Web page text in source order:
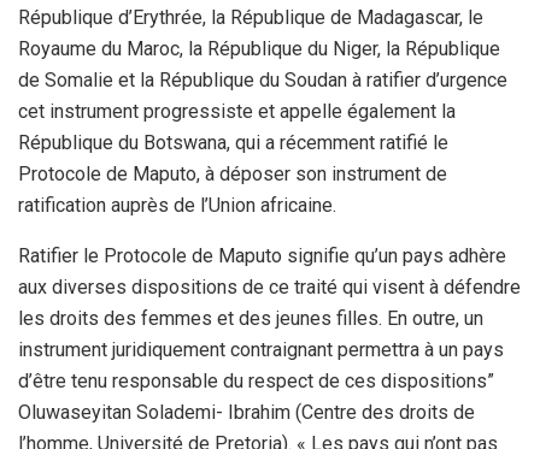
République d’Erythrée, la République de Madagascar, le
Royaume du Maroc, la République du Niger, la République
de Somalie et la République du Soudan à ratifier d’urgence
cet instrument progressiste et appelle également la
République du Botswana, qui a récemment ratifié le
Protocole de Maputo, à déposer son instrument de
ratification auprès de l’Union africaine.
Ratifier le Protocole de Maputo signifie qu’un pays adhère
aux diverses dispositions de ce traité qui visent à défendre
les droits des femmes et des jeunes filles. En outre, un
instrument juridiquement contraignant permettra à un pays
d’être tenu responsable du respect de ces dispositions”
Oluwaseyitan Solademi- Ibrahim (Centre des droits de
l’homme, Université de Pretoria). « Les pays qui n’ont pas